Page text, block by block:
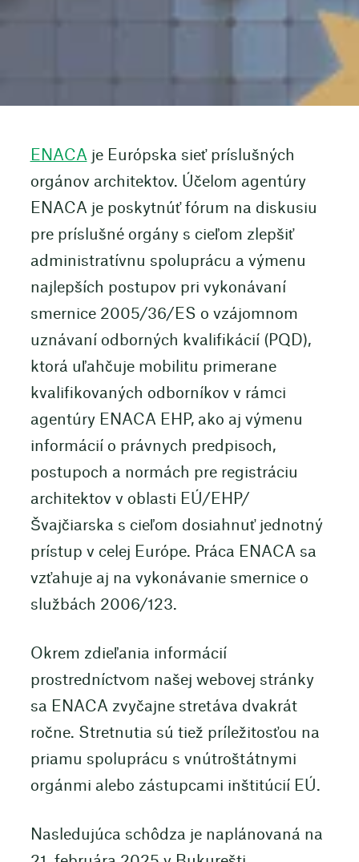
ENACA je Európska sieť príslušných
orgánov architektov. Účelom agentúry
ENACA je poskytnúť fórum na diskusiu
pre príslušné orgány s cieľom zlepšiť
administratívnu spoluprácu a výmenu
najlepších postupov pri vykonávaní
smernice 2005/36/ES o vzájomnom
uznávaní odborných kvalifikácií (PQD),
ktorá uľahčuje mobilitu primerane
kvalifikovaných odborníkov v rámci
agentúry ENACA EHP, ako aj výmenu
informácií o právnych predpisoch,
postupoch a normách pre registráciu
architektov v oblasti EÚ/EHP/
Švajčiarska s cieľom dosiahnuť jednotný
prístup v celej Európe. Práca ENACA sa
vzťahuje aj na vykonávanie smernice o
službách 2006/123.
Okrem zdieľania informácií
prostredníctvom našej webovej stránky
sa ENACA zvyčajne stretáva dvakrát
ročne. Stretnutia sú tiež príležitosťou na
priamu spoluprácu s vnútroštátnymi
orgánmi alebo zástupcami inštitúcií EÚ.
Nasledujúca schôdza je naplánovaná na